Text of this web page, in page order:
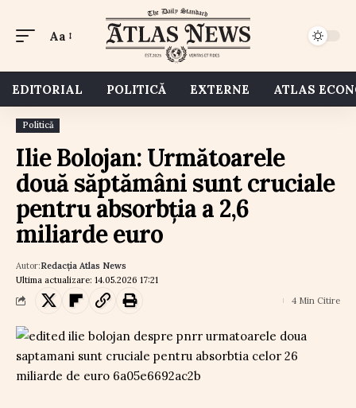
Aa
EDITORIAL POLITICĂ EXTERNE ATLAS
Politică
Ilie Bolojan: Următoarele
două săptămâni sunt cruciale
pentru absorbția a 2,6
miliarde euro
Ultima actualizare: 14.05.2026 17:21
Autor:Redacția Atlas News
4 Min Citire